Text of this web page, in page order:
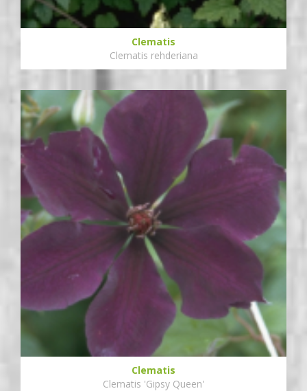
Clematis
Clematis rehderiana
Clematis
Clematis 'Gipsy Queen'